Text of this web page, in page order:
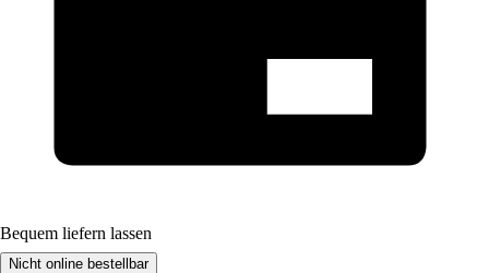
Bequem liefern lassen
Nicht online bestellbar